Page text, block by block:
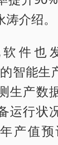
介绍。
件也
智能生
生产数
运行状
产值